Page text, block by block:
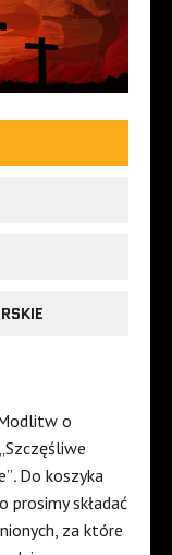
o
. Do koszyka
prosimy składać
za które